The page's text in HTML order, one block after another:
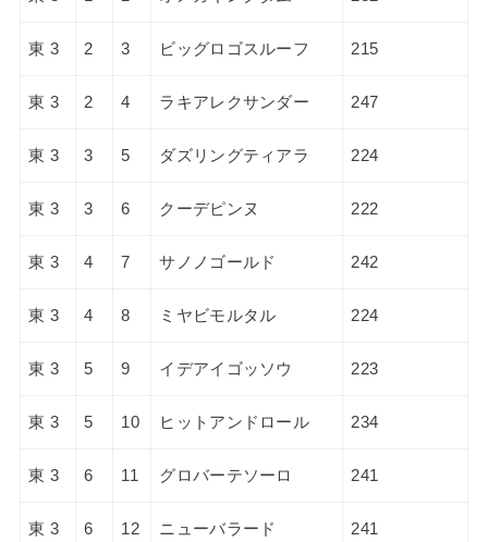
東 3 2 3 ビッグロゴスルーフ 215
東 3 2 4 ラキアレクサンダー 247
東 3 3 5 ダズリングティアラ 224
東 3 3 6 クーデピンヌ 222
東 3 4 7 サノノゴールド 242
東 3 4 8 ミヤビモルタル 224
東 3 5 9 イデアイゴッソウ 223
東 3 5 10 ヒットアンドロール 234
東 3 6 11 グロバーテソーロ 241
東 3 6 12 ニューバラード 241